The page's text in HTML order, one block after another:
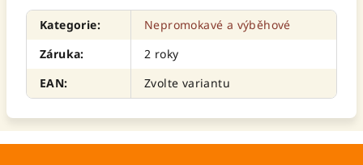
Kategorie:
Nepromokavé a výběhové
Záruka:
2 roky
EAN: Zvolte variantu